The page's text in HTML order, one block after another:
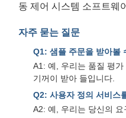
동 제어 시스템 소프트웨
자주 묻는 질문
Q1: 샘플 주문을 받아볼
A1: 예, 우리는 품질 평
기꺼이 받아 들입니다.
Q2: 사용자 정의 서비스
A2: 예, 우리는 당신의